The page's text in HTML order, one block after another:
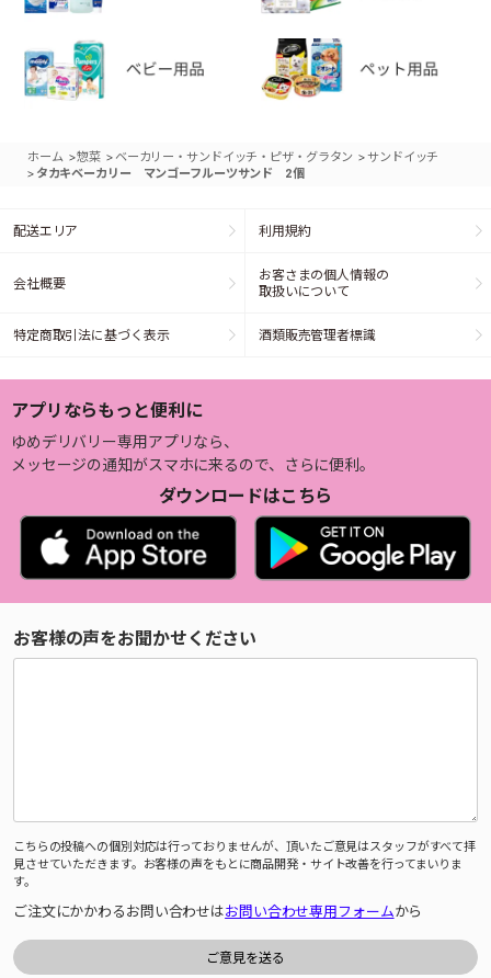
ホーム >惣菜 > ベーカリー・サンドイッチ・ピザ・グラタン >サンドイッチ
> タカキベーカリー マンゴーフルーツサンド 2個
配送エリア 利用規約
会社概要
お客さまの個人情報の
取扱いについて
特定商取引法に基づく表示 酒類販売管理者標識
アプリならもっと便利に
ゆめデリバリー専用アプリなら、
メッセージの通知がスマホに来るので、さらに便利。
ダウンロードはこちら
お客様の声をお聞かせください
こちらの投稿への個別対応は行っておりませんが、頂いたご意見はスタッフがすべて拝
見させていただきます。お客様の声をもとに商品開発・サイト改善を行ってまいりま
す。
ご注文にかかわるお問い合わせはお問い合わせ専用フォームから